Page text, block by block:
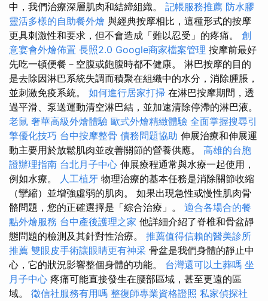
中，我們治療深層肌肉和結締組織。 記帳服務推薦 防水膠
靈活多樣的自助餐外燴 與經典按摩相比，這種形式的按摩
更具刺激性和要求，但不會造成「難以忍受」的疼痛。 創
意宴會外燴佈置 長照2.0 Google商家檔案管理 按摩前最好
先吃一頓便餐－空腹或飽腹時都不健康。 淋巴按摩的目的
是去除因淋巴系統失調而積聚在組織中的水分，消除腫脹，
並刺激免疫系統。 如何進行居家打掃 在淋巴按摩期間，透
過平滑、泵送運動清空淋巴結，並加速清除停滯的淋巴液。
老鼠 奢華高級外燴體驗 歐式外燴精緻體驗 全面掌握搜尋引
擎優化技巧 台中按摩整骨 債務問題協助 伸展治療和伸展運
動主要用於放鬆肌肉並改善關節的營養供應。 高雄的台胞
證辦理指南 台北月子中心 伸展療程通常與水療一起使用，
例如水療。 人工植牙 物理治療的基本任務是消除關節收縮
（攣縮）並增強虛弱的肌肉。 如果出現急性或慢性肌肉骨
骼問題，您的正確選擇是「綜合治療」。 適合各場合的餐
點外燴服務 台中產後護理之家 他詳細介紹了脊椎和骨盆靜
態問題的檢測及其針對性治療。 推薦值得信賴的醫美診所
推薦 雙眼皮手術讓眼睛更有神采 骨盆是我們身體的靜止中
心，它的狀況影響整個身體的功能。 台灣還可以土葬嗎 坐
月子中心 疼痛可能直接發生在腰部區域，甚至更遠的區
域。 徵信社服務有用嗎 整復師專業資格證照 私家偵探社